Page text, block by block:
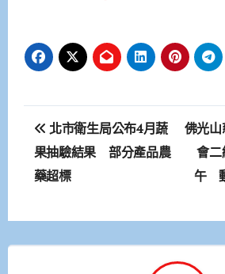
文
章
導
覽
北市衛生局公布4月蔬
果抽驗結果 部分產品農
藥超標
佛光
會
午